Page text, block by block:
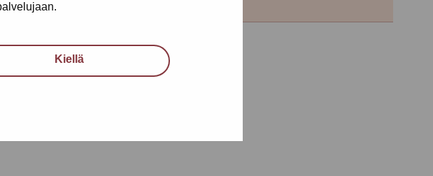
Kiellä